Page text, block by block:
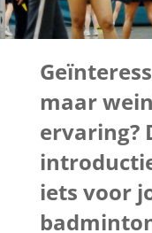
maar
ervaring?
iets voor